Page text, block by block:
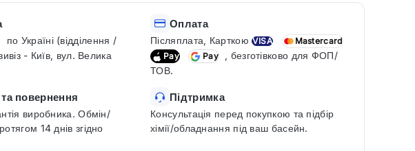
по Україні (відділення /
- Київ, вул. Велика
Оплата
Післяплата, КарткоюVISA
Mastercard
Pay
Pay
, безготівково для ФОП/
ТОВ.
та повернення
виробника. Обмін/
14 днів згідно
Підтримка
Консультація перед покупкою та підбір
хімії/обладнання під ваш басейн.